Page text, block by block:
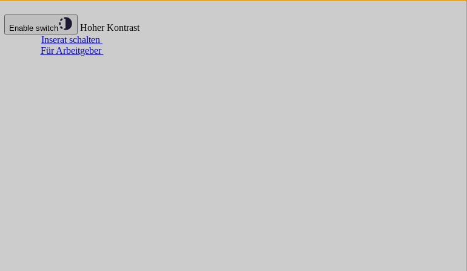
Enable switch
Hoher Kontrast
Inserat schalten
Für Arbeitgeber